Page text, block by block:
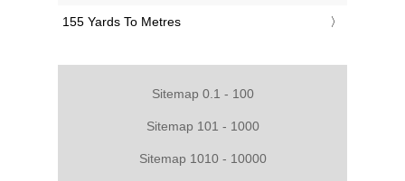
‎155 Yards To Metres
Sitemap 0.1 - 100
Sitemap 101 - 1000
Sitemap 1010 - 10000